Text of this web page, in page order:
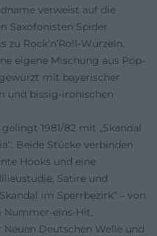
verweist auf die
Saxofonisten Spider
Rock’n’Roll-Wurzeln.
eigene Mischung aus Pop-
mit bayerischer
und bissig-ironischen
1981/82 mit „Skandal
Beide Stücke verbinden
Hooks und eine
Satire und
im Sperrbezirk“ – von
eins-Hit,
Deutschen Welle und